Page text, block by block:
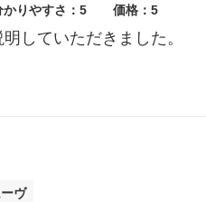
かりやすさ：5 価格：5
していただきました。
ヴ